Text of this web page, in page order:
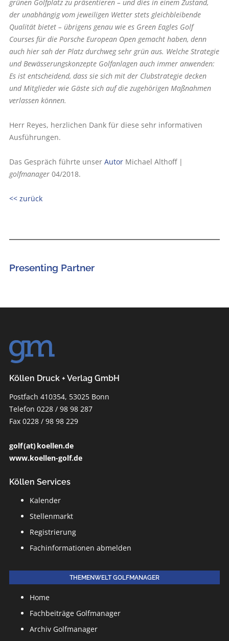
grünen Golfplatz zu präsentieren – und dies in einem Zustand,
der unabhängig vom jeweiligen Wetter stets gleichbleibende
Qualität bietet – übrigens genau wie es Green Eagles Golf
Courses für die Porsche European Open gemacht haben, denn
auch hier sah der Platz durchweg sehr grün aus. Welche Strategie
und Bewässerungskonzepte Golfanlagen auch immer anwenden:
Es ist entscheidend, dass sie sich mit der Clubstrategie decken
und Mitglieder wie Gäste sich auf die zugehörigen Maßnahmen
verlassen können.
Herr Reyes, herzlichen Dank für diese sehr informativen
Ausführungen.
Das Gespräch führte unser AutorMichael Althoff |
golfmanager04/2018.
<< zurück
Presenting Partner
Köllen Druck + Verlag GmbH
Postfach 410354, 53025 Bonn
Telefon 0228 / 98 98 287
Fax 0228 / 98 98 229
golf (at) koellen.de
www.koellen-golf.de
Köllen Services
Kalender
Stellenmarkt
Registrierung
Fachinformationen abmelden
THEMENWELT GOLFMANAGER
Home
Fachbeiträge Golfmanager
Archiv Golfmanager